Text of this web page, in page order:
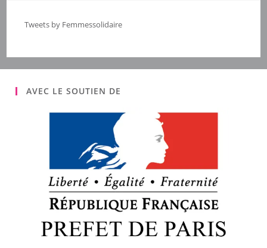
Tweets by Femmessolidaire
AVEC LE SOUTIEN DE